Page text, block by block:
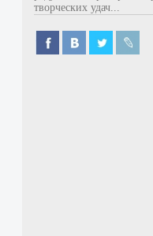
творческих удач...